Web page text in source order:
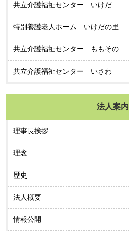
共立介護福祉センター いけだ
特別養護老人ホーム いけだの里
共立介護福祉センター ももその
共立介護福祉センター いさわ
法人案内
理事長挨拶
理念
歴史
法人概要
情報公開